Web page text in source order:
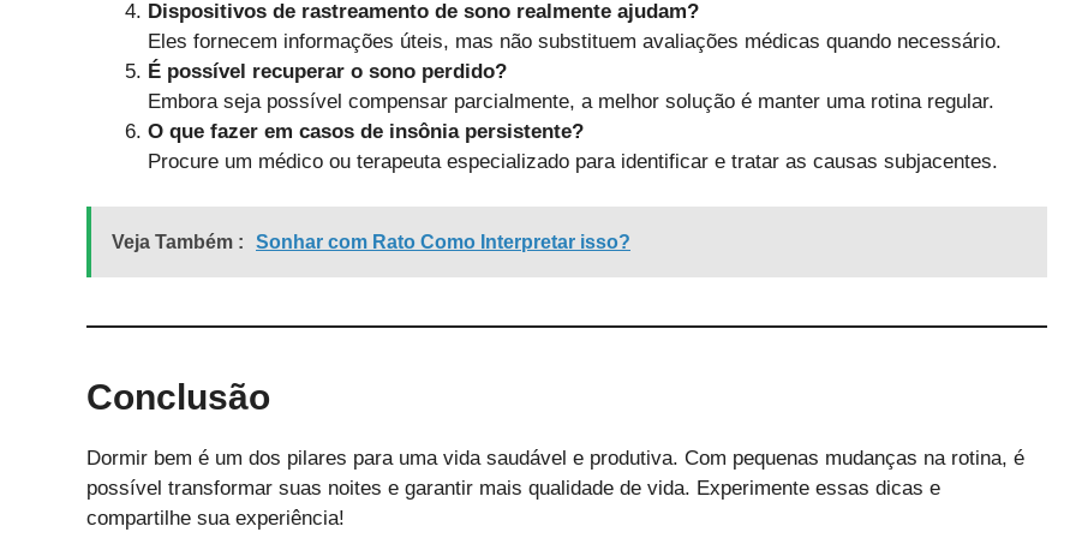
Dispositivos de rastreamento de sono realmente ajudam?
Eles fornecem informações úteis, mas não substituem avaliações médicas quando necessário.
É possível recuperar o sono perdido?
Embora seja possível compensar parcialmente, a melhor solução é manter uma rotina regular.
O que fazer em casos de insônia persistente?
Procure um médico ou terapeuta especializado para identificar e tratar as causas subjacentes.
Veja Também : Sonhar com Rato Como Interpretar isso?
Conclusão
Dormir bem é um dos pilares para uma vida saudável e produtiva. Com pequenas mudanças na rotina, é
possível transformar suas noites e garantir mais qualidade de vida. Experimente essas dicas e
compartilhe sua experiência!